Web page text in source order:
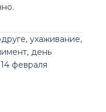
,ухаживание,
, день
14 февраля